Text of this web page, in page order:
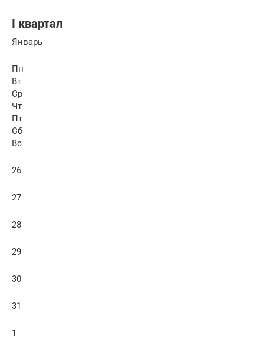
I квартал
Январь
Пн
Вт
Ср
Чт
Пт
Сб
Вс
26
27
28
29
30
31
1